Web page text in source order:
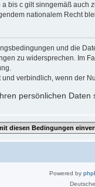
bis c gilt sinngemäß
nationalem Recht
und die
zu widersprechen. Im
verbindlich, wenn der
persönlichen
Powered by